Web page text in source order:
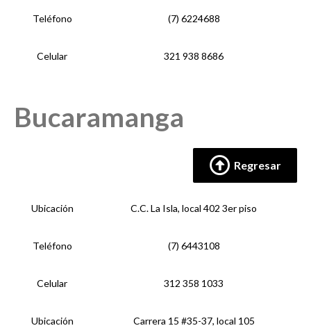
Teléfono (7) 6224688
Celular 321 938 8686
Bucaramanga
Regresar
Ubicación C.C. La Isla, local 402 3er piso
Teléfono (7) 6443108
Celular 312 358 1033
Ubicación Carrera 15 #35-37, local 105